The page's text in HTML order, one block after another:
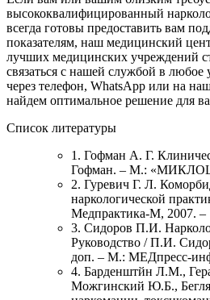
высококвалифицированный
всегда готовы предоставить вам
показателям, наш медицинский
лучших медицинских учреждений
связаться с нашей службой в любое
через телефон, WhatsApp или на
найдем оптимальное решение для
Список литературы
1. Гофман А. Г.
Гофман. – М.:
2. Гуревич Г. Л.
наркологической
Медпрактика-М, 2007. –
3. Сидоров П.И.
Руководство / П.И.
доп. – М.: МЕДпресс-
4. Барденштйн Л.М.,
Можгинский Ю.Б.,